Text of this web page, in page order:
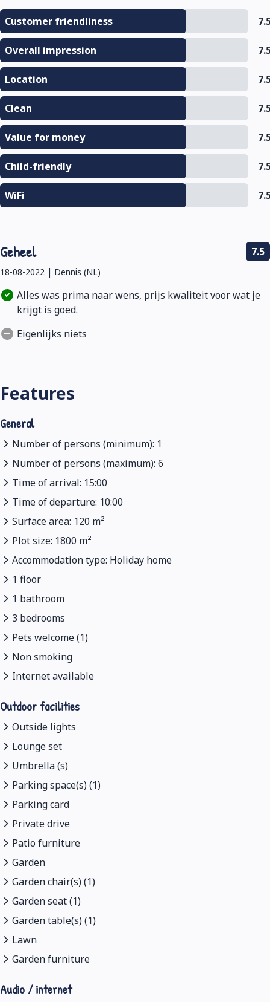
Customer friendliness
Overall impression
Location
Clean
Value for money
Child-friendly
WiFi
Geheel
18-08-2022 | Dennis (NL)
7.5
Alles was prima naar wens, prijs kwaliteit voor wat je
krijgt is goed.
Eigenlijks niets
Features
General
Number of persons (minimum): 1
Number of persons (maximum): 6
Time of arrival: 15:00
Time of departure: 10:00
Surface area: 120 m²
Plot size: 1800 m²
Accommodation type: Holiday home
1 floor
1 bathroom
3 bedrooms
Pets welcome (1)
Non smoking
Internet available
Outdoor facilities
Outside lights
Lounge set
Umbrella (s)
Parking space(s) (1)
Parking card
Private drive
Patio furniture
Garden
Garden chair(s) (1)
Garden seat (1)
Garden table(s) (1)
Lawn
Garden furniture
Audio / internet